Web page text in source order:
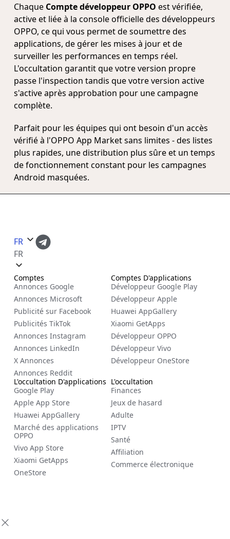
Chaque Compte développeur OPPO est vérifiée,
active et liée à la console officielle des développeurs
OPPO, ce qui vous permet de soumettre des
applications, de gérer les mises à jour et de
surveiller les performances en temps réel.
L'occultation garantit que votre version propre
passe l'inspection tandis que votre version active
s'active après approbation pour une campagne
complète.
Parfait pour les équipes qui ont besoin d'un accès
vérifié à l'OPPO App Market sans limites - des listes
plus rapides, une distribution plus sûre et un temps
de fonctionnement constant pour les campagnes
Android masquées.
FR
FR
Comptes
Annonces Google
Annonces Microsoft
Publicité sur Facebook
Publicités TikTok
Annonces Instagram
Annonces LinkedIn
X Annonces
Annonces Reddit
L'occultation
Finances
Jeux de hasard
Adulte
IPTV
Santé
Affiliation
Commerce électronique
Comptes D'applications
Développeur Google Play
Développeur Apple
Huawei AppGallery
Xiaomi GetApps
Développeur OPPO
Développeur Vivo
Développeur OneStore
L'occultation D'applications
Google Play
Apple App Store
Huawei AppGallery
Marché des applications
OPPO
Vivo App Store
Xiaomi GetApps
OneStore